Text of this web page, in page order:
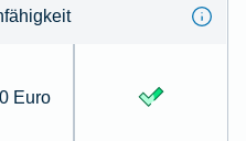
Euro